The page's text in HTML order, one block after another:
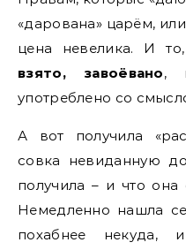
«дарована» царём,
цена невелика. И
взято, завоёвано,
употреблено со
А вот получила
совка невиданную
получила – и что
Немедленно нашла
похабнее некуда,